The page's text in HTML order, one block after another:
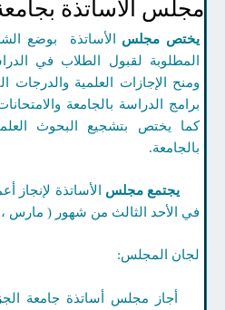
الأساتذة بجامعة
مجلسالأساتذة بوضع الشروط
لقبول الطلاب في الدراسات
الإجازات العلمية والدرجات الفخرية
الدراسة بالجامعة والامتحانات
يختص بتشجيع البحوث العلمية
مجلسالأساتذة لإنجاز أعماله
الأحد الثالث من شهور ( مارس ، يونيو
المجلس:
مجلس أساتذة جامعة الجزيرة